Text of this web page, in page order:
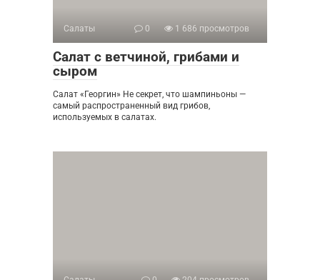
Салаты 0 1 686 просмотров
Салат с ветчиной, грибами и
сыром
Салат «Георгин» Не секрет, что шампиньоны —
самый распространенный вид грибов,
используемых в салатах.